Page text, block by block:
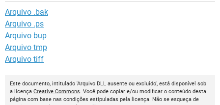
Arquivo .bak
Arquivo .ps
Arquivo bup
Arquivo tmp
Arquivo tiff
Este documento, intitulado 'Arquivo DLL ausente ou excluído', está disponível sob
a licença Creative Commons. Você pode copiar e/ou modificar o conteúdo desta
página com base nas condições estipuladas pela licença. Não se esqueça de